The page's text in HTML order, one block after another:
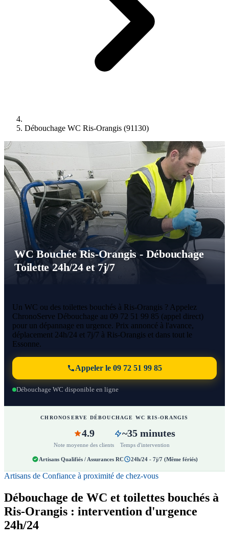
Débouchage WC Ris-Orangis (91130)
WC Bouchée Ris-Orangis - Débouchage
Toilette 24h/24 et 7j/7
Un WC ou des toilettes bouchés à Ris-Orangis ? Appelez
ChronoServe Débouchage au 09 72 51 99 85 (appel direct)
pour un dépannage en urgence. Prix annoncé à l'avance,
déplacement 24h/24 et 7j/7 à Ris-Orangis et dans tout le
Essonne.
Appeler le 09 72 51 99 85
Débouchage WC disponible en ligne
CHRONOSERVE DÉBOUCHAGE WC RIS-ORANGIS
4.9
Note moyenne des clients
~35 minutes
Temps d'intervention
Artisans Qualifiés / Assurances RC 24h/24 - 7j/7 (Même fériés)
Artisans de Confiance à proximité de chez-vous
Débouchage de WC et toilettes bouchés à
Ris-Orangis : intervention d'urgence
24h/24